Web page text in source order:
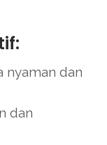
nyaman dan
dan